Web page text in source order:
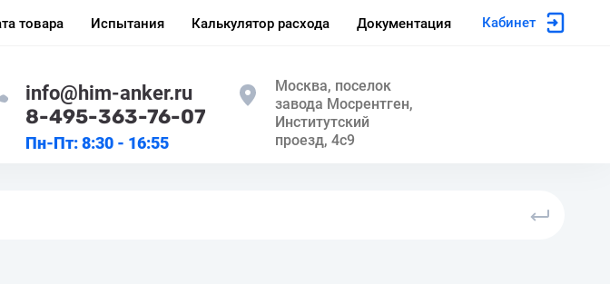
товара Испытания Калькулятор расхода Документация Кабинет
info@him-anker.ru
8-495-363-76-07
Пн-Пт: 8:30 - 16:55
Москва, поселок
завода Мосрентген,
Институтский
проезд, 4с9